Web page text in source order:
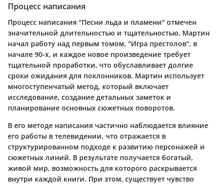
Процесс написания
Процесс написания "Песни льда и пламени" отмечен
значительной длительностью и тщательностью. Мартин
начал работу над первым томом, "Игра престолов", в
начале 90-х, и каждое новое произведение требует
тщательной проработки, что обуславливает долгие
сроки ожидания для поклонников. Мартин использует
многоступенчатый метод, который включает
исследование, создание детальных заметок и
планирование основных сюжетных поворотов.
В его методе написания частично наблюдается влияние
его работы в телевидении, что отражается в
структурированном подходе к развитию персонажей и
сюжетных линий. В результате получается богатый,
живой мир, возможность для которого раскрывается
внутри каждой книги. При этом, существует чувство